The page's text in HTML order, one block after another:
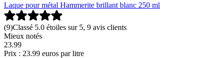
Laque pour métal Hammerite brillant blanc 250 ml
(9)Classé 5.0 étoiles sur 5, 9 avis clients
Mieux notés
23.99
Prix : 23.99 euros par litre